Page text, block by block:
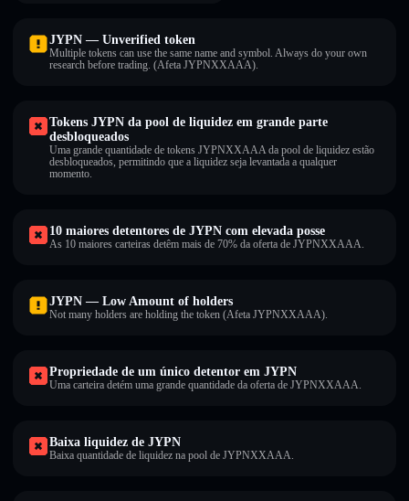
JYPN — Unverified token
Multiple tokens can use the same name and symbol. Always do your own
research before trading. (Afeta JYPNXXAAA).
Tokens JYPN da pool de liquidez em grande parte
desbloqueados
Uma grande quantidade de tokens JYPNXXAAA da pool de liquidez estão
desbloqueados, permitindo que a liquidez seja levantada a qualquer
momento.
10 maiores detentores de JYPN com elevada posse
As 10 maiores carteiras detêm mais de 70% da oferta de JYPNXXAAA.
JYPN — Low Amount of holders
Not many holders are holding the token (Afeta JYPNXXAAA).
Propriedade de um único detentor em JYPN
Uma carteira detém uma grande quantidade da oferta de JYPNXXAAA.
Baixa liquidez de JYPN
Baixa quantidade de liquidez na pool de JYPNXXAAA.